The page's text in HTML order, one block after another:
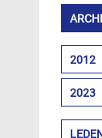
2012
2023